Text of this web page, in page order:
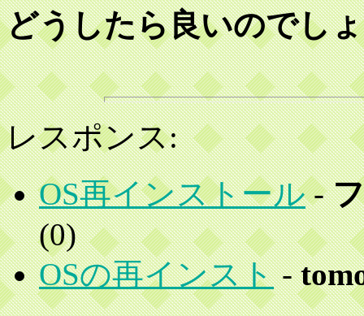
どうしたら良いのでし
レスポンス:
OS再インストール-
(0)
OSの再インスト-